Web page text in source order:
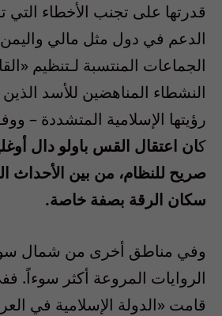
قدرتها على تجنب الأخطاء التي
الدعم في دول مثل مالي
الجماعات المنتسبة لـتنظيم
النشطاء المناهضين للأسد
رؤيتها الإسلامية المتشددة –
كان اعتقال القس باولو دال
صريح للنظام، من بين الأحداث
سكان الرقة بصفة خاصة.
وفي مناطق أخرى من شمال
الروايات المروعة أكثر سوءاً.
قامت «الدولة الإسلامية في